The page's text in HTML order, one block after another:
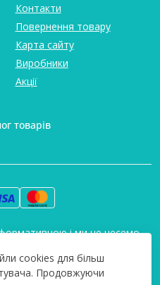
Контакти
Повернення товару
Карта сайту
Виробники
Акції
товарів
і ми не несемо
cookies для більш
Продовжуючи